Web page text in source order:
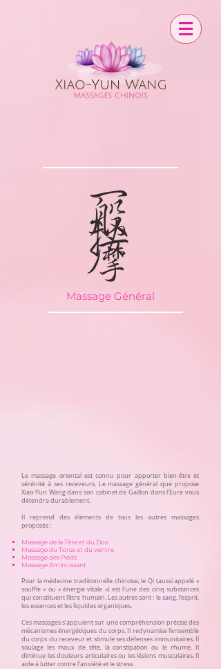
Massage Général
Le massage oriental est connu pour apporter bien-être et
sérénité à ses receveurs. Le massage général que propose
Xiao-Yun Wang dans son cabinet de Gaillon dans l’Eure vous
détendra durablement.
Il reprend des éléments de tous les autres massages
proposés :
Massage de la Tête et du Dos
Massage du Torse et du ventre
Massage des Pieds
Massage Amincissant
Pour la médecine traditionnelle chinoise, le Qi (aussi appelé «
souffle » ou « énergie vitale ») est l’une des cinq substances
qui constituent l’être humain. Les autres sont : le sang, l’esprit,
les essences et les liquides organiques.
Ces massages s’appuient sur une compréhension précise des
mécanismes énergétiques du corps. Il redynamise l’ensemble
du corps du receveur et stimule ses défenses immunitaires. Il
soulage les maux de tête, la constipation ou le rhume. Il
diminue les douleurs articulaires ou les lésions musculaires. Il
aide à lutter contre l’anxiété et le stress.